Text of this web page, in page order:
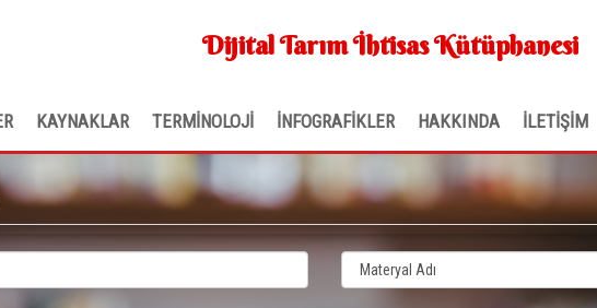
Dijital Tarım İhtisas Kütüphanesi
KAYNAKLAR TERMİNOLOJİ İNFOGRAFİKLER HAKKINDA İLETİŞİM